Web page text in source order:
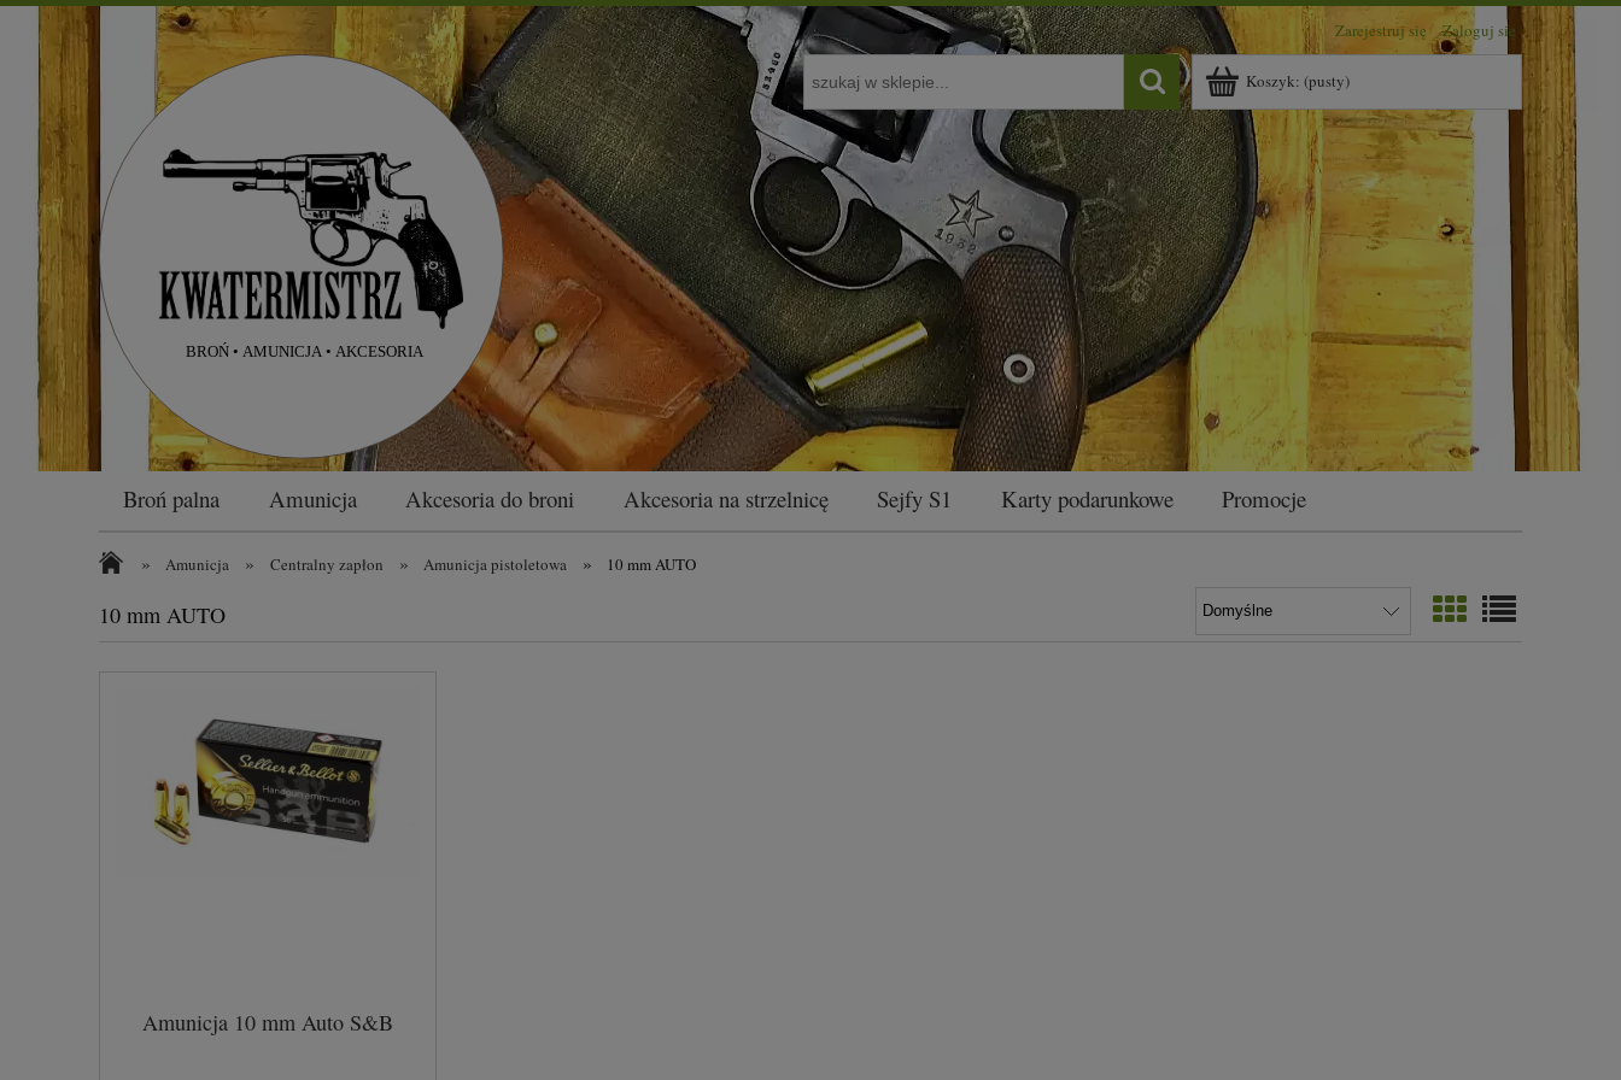
Zarejestruj się Zaloguj się
Koszyk: (pusty)
Broń palna Amunicja Akcesoria do broni Akcesoria na strzelnicę Sejfy S1 Karty podarunkowe Promocje
» Amunicja » Centralny zapłon » Amunicja pistoletowa » 10 mm AUTO
10 mm AUTO
Amunicja 10 mm Auto S&B